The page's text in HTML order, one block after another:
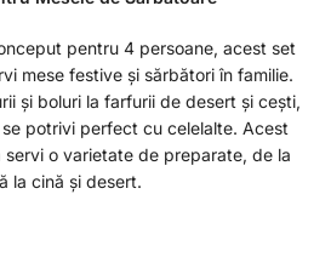
pentru 4 persoane, acest set
mese festive și sărbători în familie.
și boluri la farfurii de desert și cești,
potrivi perfect cu celelalte. Acest
o varietate de preparate, de la
la cină și desert.